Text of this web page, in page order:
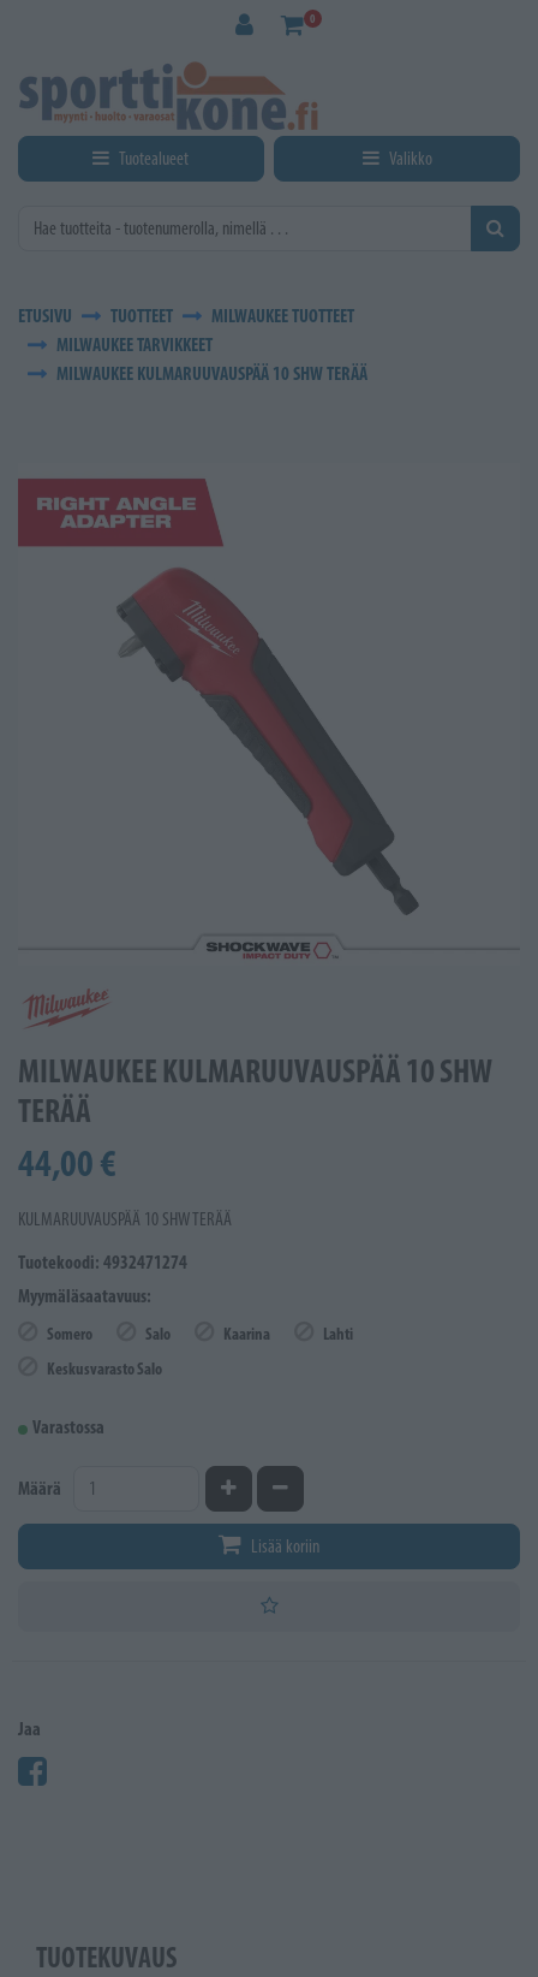
0
Tuotealueet Valikko
ETUSIVU TUOTTEET
MILWAUKEE TUOTTEET
MILWAUKEE TARVIKKEET
MILWAUKEE KULMARUUVAUSPÄÄ 10 SHW TERÄÄ
MILWAUKEE KULMARUUVAUSPÄÄ 10 SHW
TERÄÄ
44,00 €
KULMARUUVAUSPÄÄ 10 SHW TERÄÄ
Tuotekoodi: 4932471274
Myymäläsaatavuus:
Somero Salo Kaarina
Lahti
Keskusvarasto Salo
Varastossa
Määrä Kasvata määrääVähennä määrää
Lisää koriin
Jaa
TUOTEKUVAUS